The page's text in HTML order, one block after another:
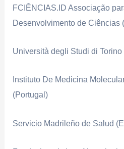
FCIÊNCIAS.ID Associação
Desenvolvimento de Ciências
Università degli Studi di Torino
Instituto De Medicina
(Portugal)
Servicio Madrileño de Salud